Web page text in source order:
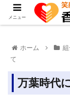
ホーム
て
万葉時代
メニュー